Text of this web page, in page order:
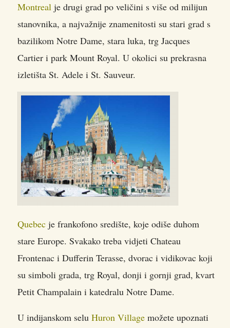
Montreal je drugi grad po veličini s više od milijun
stanovnika, a najvažnije znamenitosti su stari grad s
bazilikom Notre Dame, stara luka, trg Jacques
Cartier i park Mount Royal. U okolici su prekrasna
izletišta St. Adele i St. Sauveur.
Quebec je frankofono središte, koje odiše duhom
stare Europe. Svakako treba vidjeti Chateau
Frontenac i Dufferin Terasse, dvorac i vidikovac koji
su simboli grada, trg Royal, donji i gornji grad, kvart
Petit Champalain i katedralu Notre Dame.
U indijanskom selu Huron Village možete upoznati